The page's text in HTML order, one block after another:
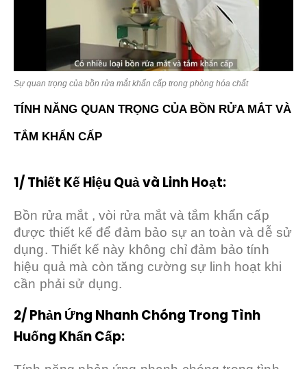
Sự quan trọng của bồn rửa mắt khẩn cấp trong phòng hóa chất
TÍNH NĂNG QUAN TRỌNG CỦA BỒN RỬA MẮT VÀ
TẮM KHẨN CẤP
1/ Thiết Kế Hiệu Quả và Linh Hoạt:
Bồn rửa mắt , vòi rửa mắt và tắm khẩn cấp
được thiết kế để đảm bảo sự an toàn và dễ sử
dụng. Thiết kế này không chỉ đảm bảo tính
hiệu quả mà còn tăng cường sự linh hoạt khi
cần phải sử dụng.
2/ Phản Ứng Nhanh Chóng Trong Tình
Huống Khẩn Cấp: